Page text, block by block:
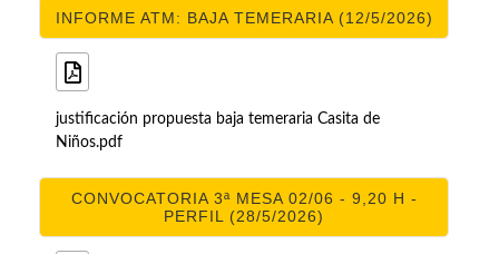
INFORME ATM: BAJA TEMERARIA (12/5/2026)
justificación propuesta baja temeraria Casita de
Niños.pdf
CONVOCATORIA 3ª MESA 02/06 - 9,20 H -
PERFIL (28/5/2026)